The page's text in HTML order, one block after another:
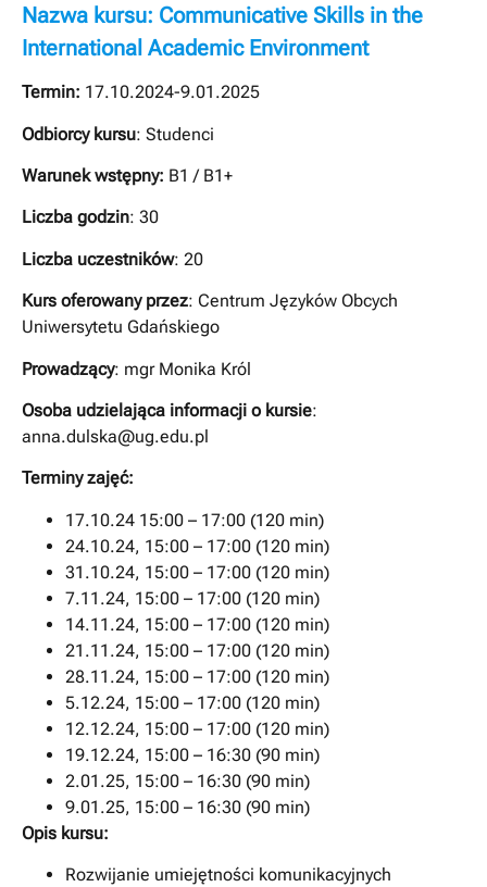
Nazwa kursu: Communicative Skills in the
International Academic Environment
Termin: 17.10.2024-9.01.2025
Odbiorcy kursu: Studenci
Warunek wstępny: B1 / B1+
Liczba godzin: 30
Liczba uczestników: 20
Kurs oferowany przez: Centrum Języków Obcych
Uniwersytetu Gdańskiego
Prowadzący: mgr Monika Król
Osoba udzielająca informacji o kursie:
anna.dulska@ug.edu.pl
Terminy zajęć:
17.10.24 15:00 – 17:00 (120 min)
24.10.24, 15:00 – 17:00 (120 min)
31.10.24, 15:00 – 17:00 (120 min)
7.11.24, 15:00 – 17:00 (120 min)
14.11.24, 15:00 – 17:00 (120 min)
21.11.24, 15:00 – 17:00 (120 min)
28.11.24, 15:00 – 17:00 (120 min)
5.12.24, 15:00 – 17:00 (120 min)
12.12.24, 15:00 – 17:00 (120 min)
19.12.24, 15:00 – 16:30 (90 min)
2.01.25, 15:00 – 16:30 (90 min)
9.01.25, 15:00 – 16:30 (90 min)
Opis kursu:
Rozwijanie umiejętności komunikacyjnych